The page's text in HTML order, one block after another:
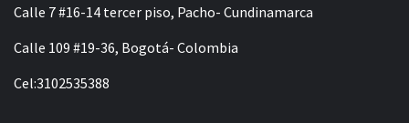
Calle 7 #16-14 tercer piso, Pacho- Cundinamarca
Calle 109 #19-36, Bogotá- Colombia
Cel:3102535388